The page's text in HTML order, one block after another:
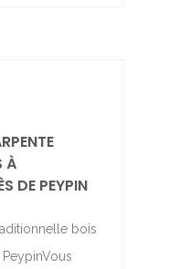
À
DE PEYPIN
bois